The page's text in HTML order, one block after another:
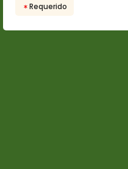
Requerido